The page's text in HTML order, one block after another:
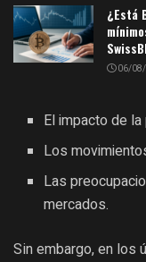
¿Está
06/
El impacto de
Los
Las
mercados.
Sin embargo, en los